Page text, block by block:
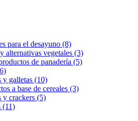
para el desayuno (8)
alternativas vegetales (3)
de panadería (5)
y galletas (10)
a base de cereales (3)
y crackers (5)
(11)